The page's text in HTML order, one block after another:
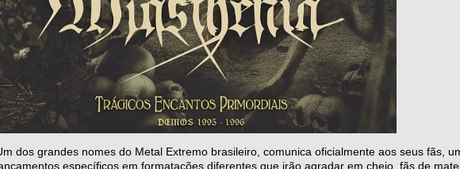
dos grandes nomes do Metal Extremo brasileiro, comunica oficialmente aos seus fãs,
específicos em formatações diferentes que irão agradar em cheio, fãs de